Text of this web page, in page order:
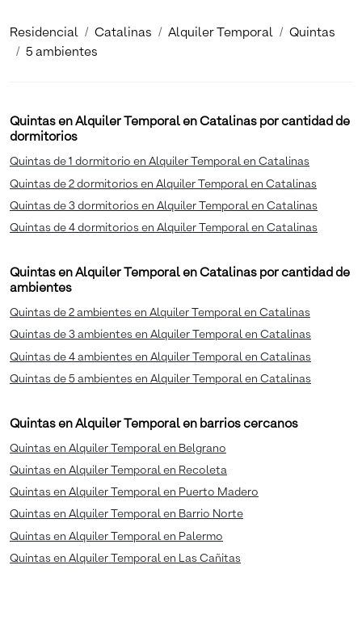
Residencial Catalinas Alquiler Temporal
Quintas
5 ambientes
Quintas en Alquiler Temporal en Catalinas por cantidad de
dormitorios
Quintas de 1 dormitorio en Alquiler Temporal en Catalinas
Quintas de 2 dormitorios en Alquiler Temporal en Catalinas
Quintas de 3 dormitorios en Alquiler Temporal en Catalinas
Quintas de 4 dormitorios en Alquiler Temporal en Catalinas
Quintas en Alquiler Temporal en Catalinas por cantidad de
ambientes
Quintas de 2 ambientes en Alquiler Temporal en Catalinas
Quintas de 3 ambientes en Alquiler Temporal en Catalinas
Quintas de 4 ambientes en Alquiler Temporal en Catalinas
Quintas de 5 ambientes en Alquiler Temporal en Catalinas
Quintas en Alquiler Temporal en barrios cercanos
Quintas en Alquiler Temporal en Belgrano
Quintas en Alquiler Temporal en Recoleta
Quintas en Alquiler Temporal en Puerto Madero
Quintas en Alquiler Temporal en Barrio Norte
Quintas en Alquiler Temporal en Palermo
Quintas en Alquiler Temporal en Las Cañitas